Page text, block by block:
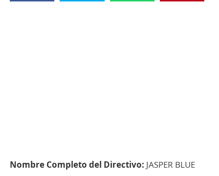
Nombre Completo del Directivo: JASPER BLUE